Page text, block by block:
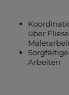
über
Arbeiten